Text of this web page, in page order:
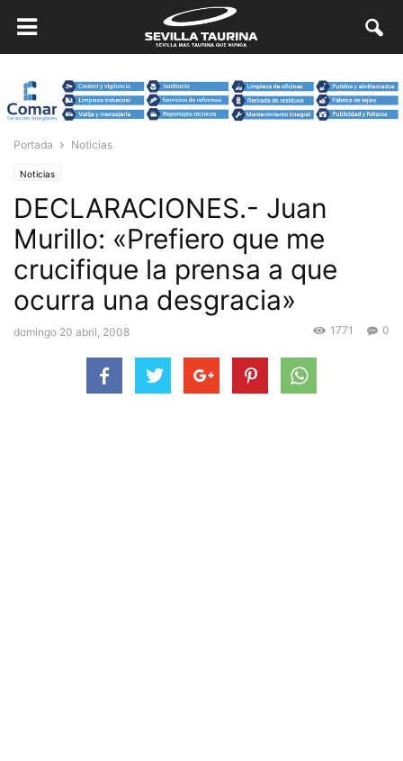
Portada Noticias
Noticias
DECLARACIONES.- Juan
Murillo: «Prefiero que me
crucifique la prensa a que
ocurra una desgracia»
domingo 20 abril, 2008 0
1771